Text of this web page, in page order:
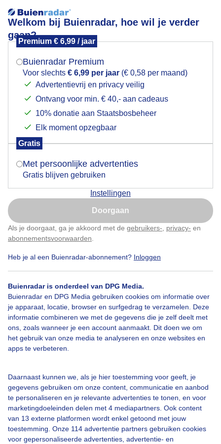
Welkom bij Buienradar, hoe wil je verder
gaan?
Premium € 6,99 / jaar
Buienradar Premium
Voor slechts € 6,99 per jaar (€ 0,58 per maand)
Advertentievrij en privacy veilig
Ontvang voor min. € 40,- aan cadeaus
10% donatie aan Staatsbosbeheer
Elk moment opzegbaar
Gratis
Met persoonlijke advertenties
Gratis blijven gebruiken
Instellingen
Doorgaan
Als je doorgaat, ga je akkoord met de gebruikers- privacy- en
abonnementsvoorwaarden
Heb je al een Buienradar-abonnement? Inloggen
Buienradar is onderdeel van DPG Media.
Buienradar en DPG Media gebruiken cookies om informatie over
je apparaat, locatie, browser en surfgedrag te verzamelen. Deze
informatie combineren we met de gegevens die je zelf deelt met
ons, zoals wanneer je een account aanmaakt. Dit doen we om
het gebruik van onze media te analyseren en onze websites en
apps te verbeteren.
Daarnaast kunnen we, als je hier toestemming voor geeft, je
gegevens gebruiken om onze content, communicatie en aanbod
te personaliseren en je relevante advertenties te tonen, en voor
marketingdoeleinden delen met 4 mediapartners. Ook content
van 13 externe platformen wordt enkel getoond met jouw
toestemming. Onze 114 advertentie partners gebruiken cookies
voor gepersonaliseerde advertenties, advertentie- en
Prima weer om buiten te spelen. Overveen.
Door: Marjon Adamidis - van Geldorp
Gemaakt: 16-05-2026, 123x bekeken
Over Buienradar
Bedrijfsgegevens
Mogen we je locatie gebruiken voor het
Indien je hier nog geen akkoord op hebt gegeven,
verschijnt er zo een pop-up uit je browser waarin
Is goed, toon de popup
Nu niet, misschien later
Klik hierom dit aan te passen